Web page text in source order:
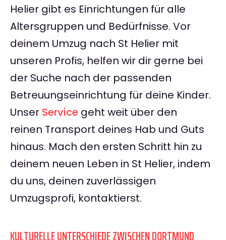
Helier gibt es Einrichtungen für alle
Altersgruppen und Bedürfnisse. Vor
deinem Umzug nach St Helier mit
unseren Profis, helfen wir dir gerne bei
der Suche nach der passenden
Betreuungseinrichtung für deine Kinder.
Unser Service geht weit über den
reinen Transport deines Hab und Guts
hinaus. Mach den ersten Schritt hin zu
deinem neuen Leben in St Helier, indem
du uns, deinen zuverlässigen
Umzugsprofi, kontaktierst.